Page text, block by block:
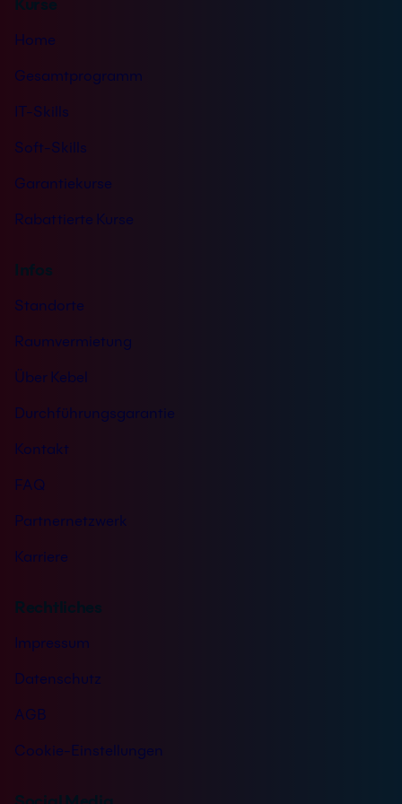
i
*
Home
Gesamtprogramm
IT-Skills
Soft-Skills
Garantiekurse
Rabattierte Kurse
Infos
Standorte
Raumvermietung
Über Kebel
Durchführungsgarantie
Kontakt
FAQ
Partnernetzwerk
Karriere
Rechtliches
Impressum
Datenschutz
AGB
Cookie-Einstellungen